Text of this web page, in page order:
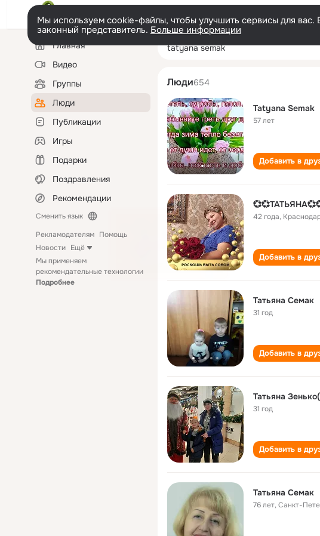
Мы используем cookie-файлы, чтобы улучшить сервисы для
законный представитель. Больше информации
Левая
колонкаГлавная
Видео
Группы
Люди
Публикации
Игры
Подарки
Поздравления
Рекомендации
Сменить язык
Рекламодателям Помощь
Новости Ещё
Мы применяем
рекомендательные технологии
Подробнее
tatyana semak
Люди654
Tatyana Semak
57 лет
Добавить в
42 года,
Добавить в
Татьяна Семак
31 год
Добавить в
Татьяна
31 год
Добавить в
Татьяна Семак
76 лет,Санкт-